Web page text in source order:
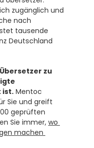
zugänglich und
nach
tausende
Deutschland
zu
ist. Mentoc
Sie und greift
geprüften
Sie immer, wo
machen